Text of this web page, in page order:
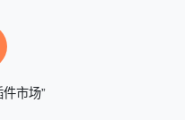
件市场”